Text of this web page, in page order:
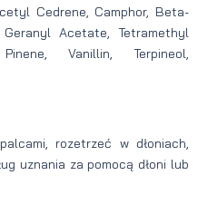
Cedrene, Camphor, Beta-
Acetate, Tetramethyl
Pinene, Vanillin, Terpineol,
rozetrzeć w dłoniach,
uznania za pomocą dłoni lub